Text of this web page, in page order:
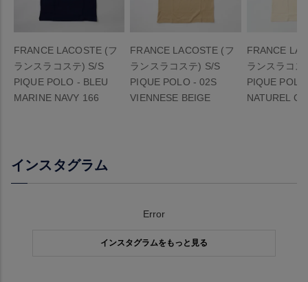
FRANCE LACOSTE (フ
ランスラコステ) S/S
PIQUE POLO - BLEU
MARINE NAVY 166
FRANCE LACOSTE (フ
ランスラコステ) S/S
PIQUE POLO - 02S
VIENNESE BEIGE
FRANCE
ランスラコス
PIQUE
NATUREL
インスタグラム
Error
インスタグラムをもっと見る